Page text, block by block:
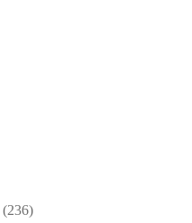
(236)